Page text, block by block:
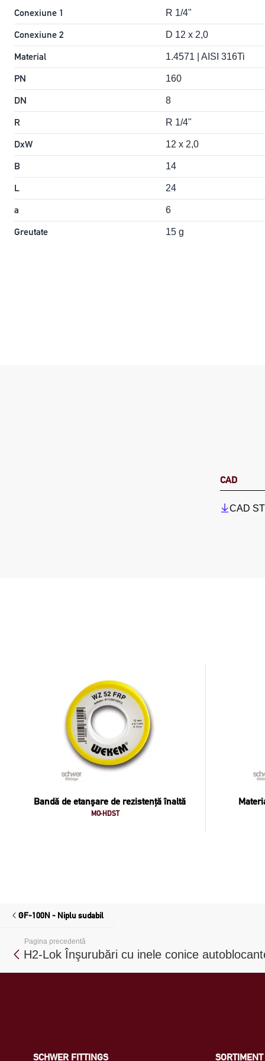
Conexiune 1 R 1/4"
Conexiune 2 D 12 x 2,0
Material 1.4571 | AISI 316Ti
PN 160
DN 8
R R 1/4"
DxW 12 x 2,0
B 14
L 24
a 6
Greutate 15 g
CAD
CAD
Bandă de etanşare de rezistenţă înaltă
MO-HDST
GF-100N - Niplu sudabil
Pagina precedentă
H2-Lok Înşurubări cu inele conice
SCHWER FITTINGS SORTIMENT